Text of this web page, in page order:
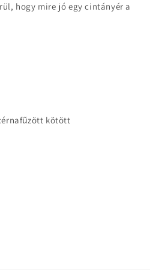
hogy mire jó egy cintányér a
kötött